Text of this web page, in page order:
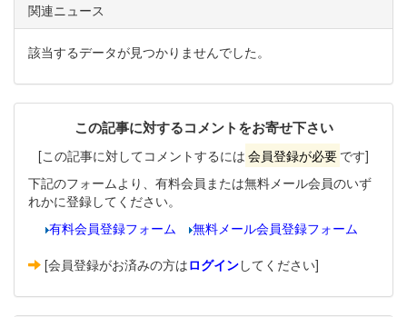
関連ニュース
該当するデータが見つかりませんでした。
この記事に対するコメントをお寄せ下さい
[この記事に対してコメントするには 会員登録が必要 です]
下記のフォームより、有料会員または無料メール会員のいず
れかに登録してください。
有料会員登録フォーム
無料メール会員登録フォーム
[会員登録がお済みの方はログインしてください]